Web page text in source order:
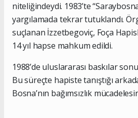
niteliğindeydi. 1983’te
yargılamada tekrar tutuklandı.
suçlanan İzzetbegoviç, Foça
14 yıl hapse mahkum edildi.
1988’de uluslararası baskılar
Bu süreçte hapiste tanıştığı
Bosna’nın bağımsızlık